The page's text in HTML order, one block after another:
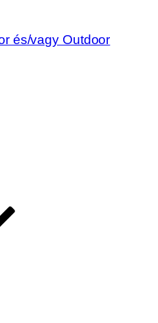
és/vagy Outdoor